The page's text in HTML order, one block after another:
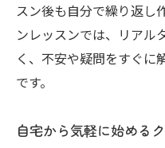
スン後も自分で繰り返し
ンレッスンでは、リアル
く、不安や疑問をすぐに
です。
自宅から気軽に始める